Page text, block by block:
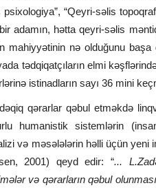
psixologiya”, “Qeyri-səlis
adamın, hətta qeyri-səlis
mahiyyətinin nə olduğunu
tədqiqatçıların elmi
istinadların sayı 36 mini
qərarlar qəbul etməkdə
humanistik sistemlərin
və məsələlərin həlli üçün
2001) qeyd edir: “...
və qərarların qəbul